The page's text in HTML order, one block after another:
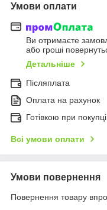
Умови оплати
Ви отримаєте
або гроші
Детальніше
Післяплата
Оплата на рахунок
Готівкою при
Всі умови оплати
Умови повернення
Повернення товару